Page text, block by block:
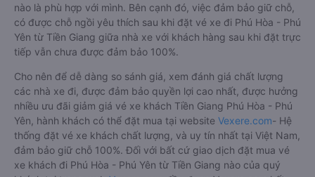
nào là phù hợp với mình. Bên cạnh đó, việc đảm bảo giữ chỗ,
có được chỗ ngồi yêu thích sau khi đặt vé xe đi Phú Hòa - Phú
Yên từ Tiền Giang giữa nhà xe với khách hàng sau khi đặt trực
tiếp vẫn chưa được đảm bảo 100%.
Cho nên để dễ dàng so sánh giá, xem đánh giá chất lượng
các nhà xe đi, được đảm bảo quyền lợi cao nhất, được hưởng
nhiều ưu đãi giảm giá vé xe khách Tiền Giang Phú Hòa - Phú
Yên, hành khách có thể đặt mua tại website Vexere.com- Hệ
thống đặt vé xe khách chất lượng, và uy tín nhất tại Việt Nam,
đảm bảo giữ chỗ 100%. Đối với bất cứ giao dịch đặt mua vé
xe khách đi Phú Hòa - Phú Yên từ Tiền Giang nào của quý